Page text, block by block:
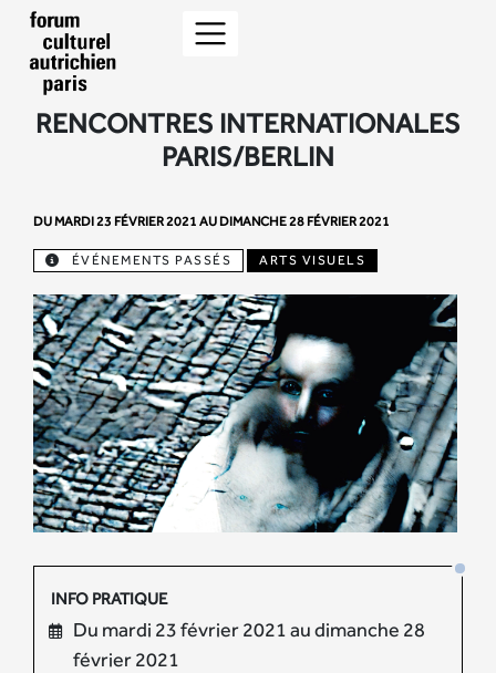
RENCONTRES INTERNATIONALES
PARIS/BERLIN
DU MARDI 23 FÉVRIER 2021 AU DIMANCHE 28 FÉVRIER 2021
ÉVÉNEMENTS PASSÉS ARTS VISUELS
INFO PRATIQUE
Du mardi 23 février 2021 au dimanche 28
février 2021